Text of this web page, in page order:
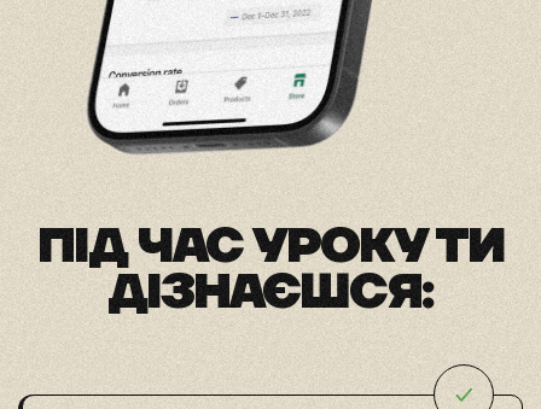
ПІД ЧАС УРОКУ ТИ
ДІЗНАЄШСЯ: